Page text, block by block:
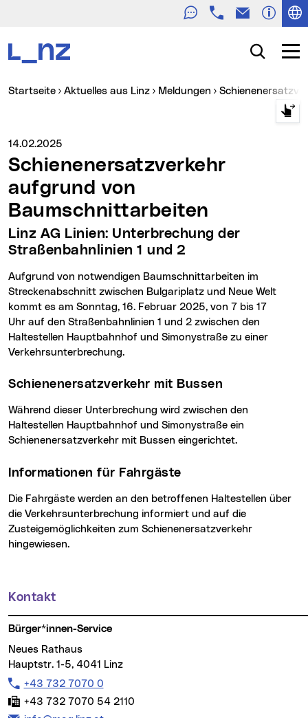
TelefonE-Mail
Suche
Sie sind hier:
Startseite Aktuelles aus Linz Meldungen
Medienservice vom:
14.02.2025
Schienenersatzverkehr
aufgrund von
Baumschnittarbeiten
Linz AG Linien: Unterbrechung der
Straßenbahnlinien 1 und 2
Aufgrund von notwendigen Baumschnittarbeiten im
Streckenabschnitt zwischen Bulgariplatz und Neue Welt
kommt es am Sonntag, 16. Februar 2025, von 7 bis 17
Uhr auf den Straßenbahnlinien 1 und 2 zwischen den
Haltestellen Hauptbahnhof und Simonystraße zu einer
Verkehrsunterbrechung.
Schienenersatzverkehr mit Bussen
Während dieser Unterbrechung wird zwischen den
Haltestellen Hauptbahnhof und Simonystraße ein
Schienenersatzverkehr mit Bussen eingerichtet.
Informationen für Fahrgäste
Die Fahrgäste werden an den betroffenen Haltestellen über
die Verkehrsunterbrechung informiert und auf die
Zusteigemöglichkeiten zum Schienenersatzverkehr
hingewiesen.
Weitere Informationen
Kontakt
Bürger*innen-Service
Neues Rathaus
Hauptstr. 1-5, 4041 Linz
Telefon:
+43 732 7070 0
Fax:
+43 732 7070 54 2110